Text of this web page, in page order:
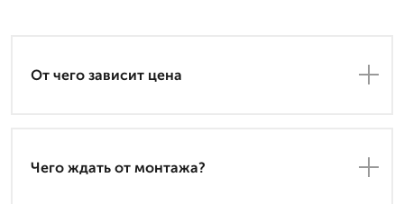
От чего зависит цена
Чего ждать от монтажа?